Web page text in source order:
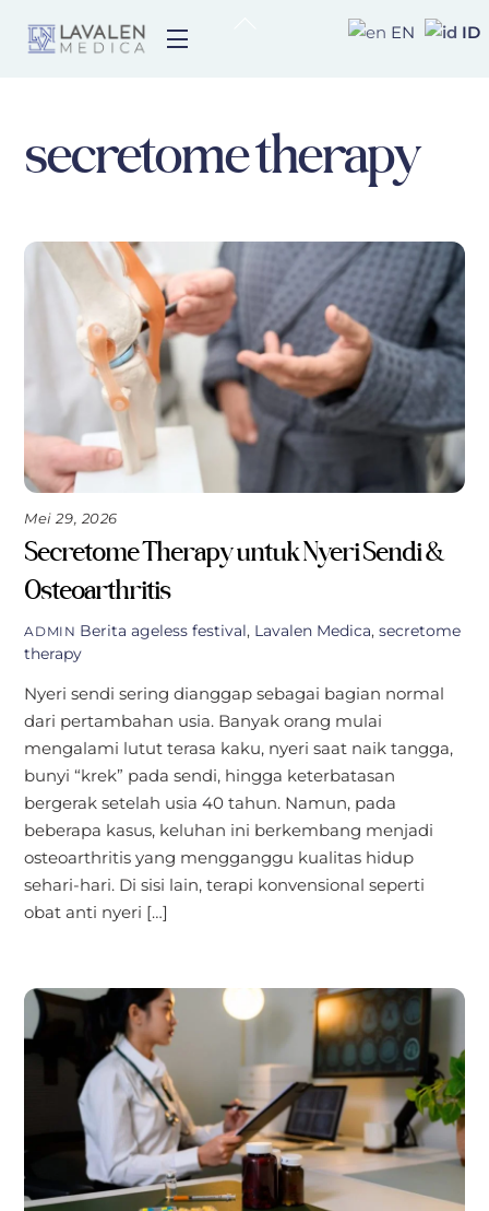
Menu
secretome therapy
Mei 29, 2026
Secretome Therapy untuk Nyeri Sendi &
Osteoarthritis
ADMIN Berita ageless festival, Lavalen Medica,secretome
therapy
Nyeri sendi sering dianggap sebagai bagian normal
dari pertambahan usia. Banyak orang mulai
mengalami lutut terasa kaku, nyeri saat naik tangga,
bunyi “krek” pada sendi, hingga keterbatasan
bergerak setelah usia 40 tahun. Namun, pada
beberapa kasus, keluhan ini berkembang menjadi
osteoarthritis yang mengganggu kualitas hidup
sehari-hari. Di sisi lain, terapi konvensional seperti
obat anti nyeri […]
EN ID